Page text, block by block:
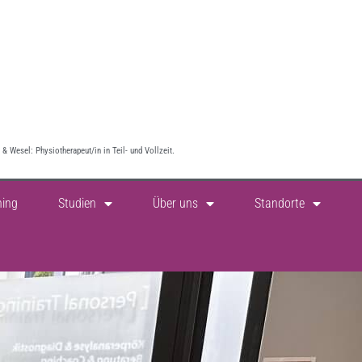
& Wesel: Physiotherapeut/in in Teil- und Vollzeit.
Studien Über uns Standorte